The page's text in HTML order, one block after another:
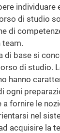
individuare
di studio
di
team.
di base si
di studio.
hanno
ogni
fornire le
nel
acquisire la